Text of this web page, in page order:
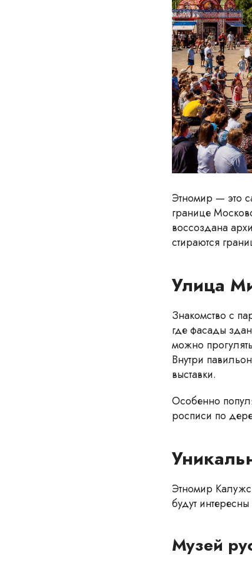
Этномир — это
границе
воссоздана
стираются
Улица
Знакомство с
где фасады
можно
Внутри
выставки.
Особенно
росписи по
Этномир
будут
Музей